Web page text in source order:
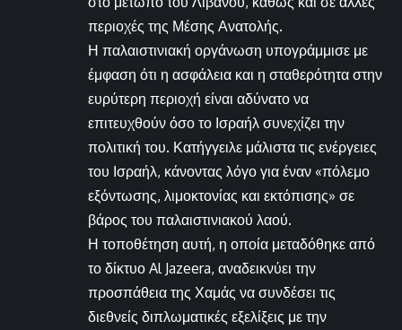
περιοχές της Μέσης Ανατολής.
Η παλαιστινιακή οργάνωση υπογράμμισε με
έμφαση ότι η ασφάλεια και η σταθερότητα στην
ευρύτερη περιοχή είναι αδύνατο να
επιτευχθούν όσο το Ισραήλ συνεχίζει την
πολιτική του. Κατήγγειλε μάλιστα τις ενέργειες
του Ισραήλ, κάνοντας λόγο για έναν «πόλεμο
εξόντωσης, λιμοκτονίας και εκτόπισης» σε
βάρος του παλαιστινιακού λαού.
Η τοποθέτηση αυτή, η οποία μεταδόθηκε από
το δίκτυο Al Jazeera, αναδεικνύει την
προσπάθεια της Χαμάς να συνδέσει τις
διεθνείς διπλωματικές εξελίξεις με την